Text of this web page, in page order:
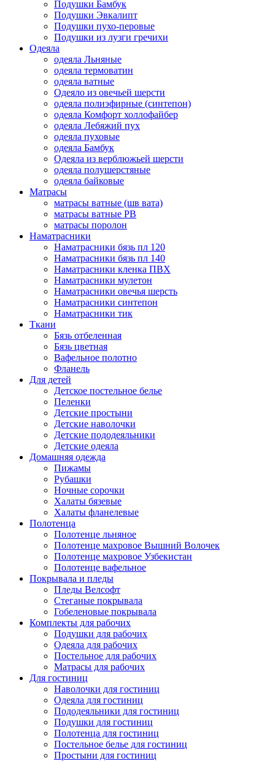
Подушки Бамбук
Подушки Эвкалипт
Подушки пухо-перовые
Подушки из лузги гречихи
Одеяла
одеяла Льняные
одеяла термоватин
одеяла ватные
Одеяло из овечьей шерсти
одеяла полиэфирные (синтепон)
одеяла Комфорт холлофайбер
одеяла Лебяжий пух
одеяла пуховые
одеяла Бамбук
Одеяла из верблюжьей шерсти
одеяла полушерстяные
одеяла байковые
Матрасы
матрасы ватные (шв вата)
матрасы ватные РВ
матрасы поролон
Наматрасники
Наматрасники бязь пл 120
Наматрасники бязь пл 140
Наматрасники кленка ПВХ
Наматрасники мулетон
Наматрасники овечья шерсть
Наматрасники синтепон
Наматрасники тик
Ткани
Бязь отбеленная
Бязь цветная
Вафельное полотно
Фланель
Для детей
Детское постельное белье
Пеленки
Детские простыни
Детские наволочки
Детские пододеяльники
Детские одеяла
Домашняя одежда
Пижамы
Рубашки
Ночные сорочки
Халаты бязевые
Халаты фланелевые
Полотенца
Полотенце льняное
Полотенце махровое Вышний Волочек
Полотенце махровое Узбекистан
Полотенце вафельное
Покрывала и пледы
Пледы Велсофт
Стеганые покрывала
Гобеленовые покрывала
Комплекты для рабочих
Подушки для рабочих
Одеяла для рабочих
Постельное для рабочих
Матрасы для рабочих
Для гостиниц
Наволочки для гостиниц
Одеяла для гостиниц
Пододеяльники для гостиниц
Подушки для гостиниц
Полотенца для гостиниц
Постельное белье для гостиниц
Простыни для гостиниц